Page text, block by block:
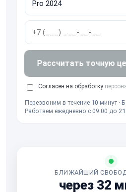
Рассчитать точную
Согласен на обработку
Перезвоним в течение 10 минут ·
Работаем ежедневно с 09:00 до
БЛИЖАЙШИЙ
через 32